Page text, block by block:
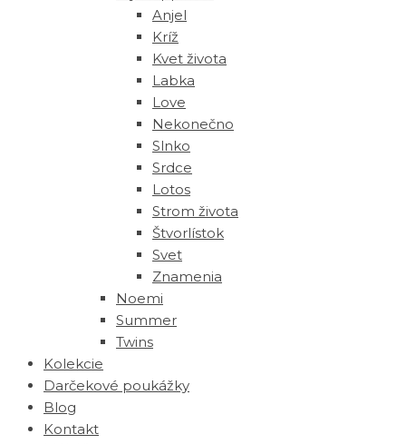
Anjel
Kríž
Kvet života
Labka
Love
Nekonečno
Slnko
Srdce
Lotos
Strom života
Štvorlístok
Svet
Znamenia
Noemi
Summer
Twins
Kolekcie
Darčekové poukážky
Blog
Kontakt